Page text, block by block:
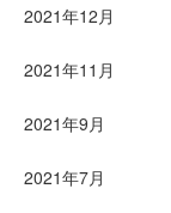
2021年12月
2021年11月
2021年9月
2021年7月